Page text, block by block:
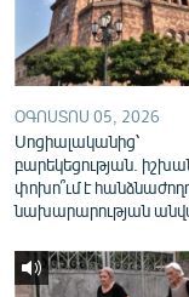
ՀԵՏԵՎԵՔ ՄԵԶ
«Ազատության»
ՕԳՈՍՏՈՍ 05, 2026
Սոցիալականից՝
բարեկեցության.
փոխո՞ւմ է
նախարարության